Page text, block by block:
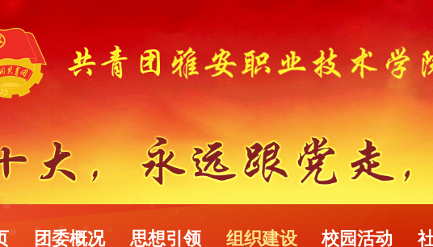
团委概况 思想引领 组织建设 校园活动